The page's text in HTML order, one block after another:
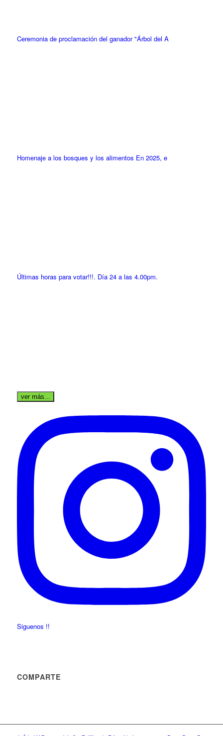
Ceremonia de proclamación del ganador "Árbol del A
Homenaje a los bosques y los alimentos En 2025, e
Últimas horas para votar!!!. Día 24 a las 4.00pm.
ver más...
Siguenos !!
COMPARTE